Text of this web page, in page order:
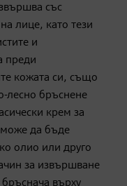
със
лице, като тези
и
преди
кожата си, също
лесно бръснене
крем за
да бъде
олио или друго
за извършване
върху